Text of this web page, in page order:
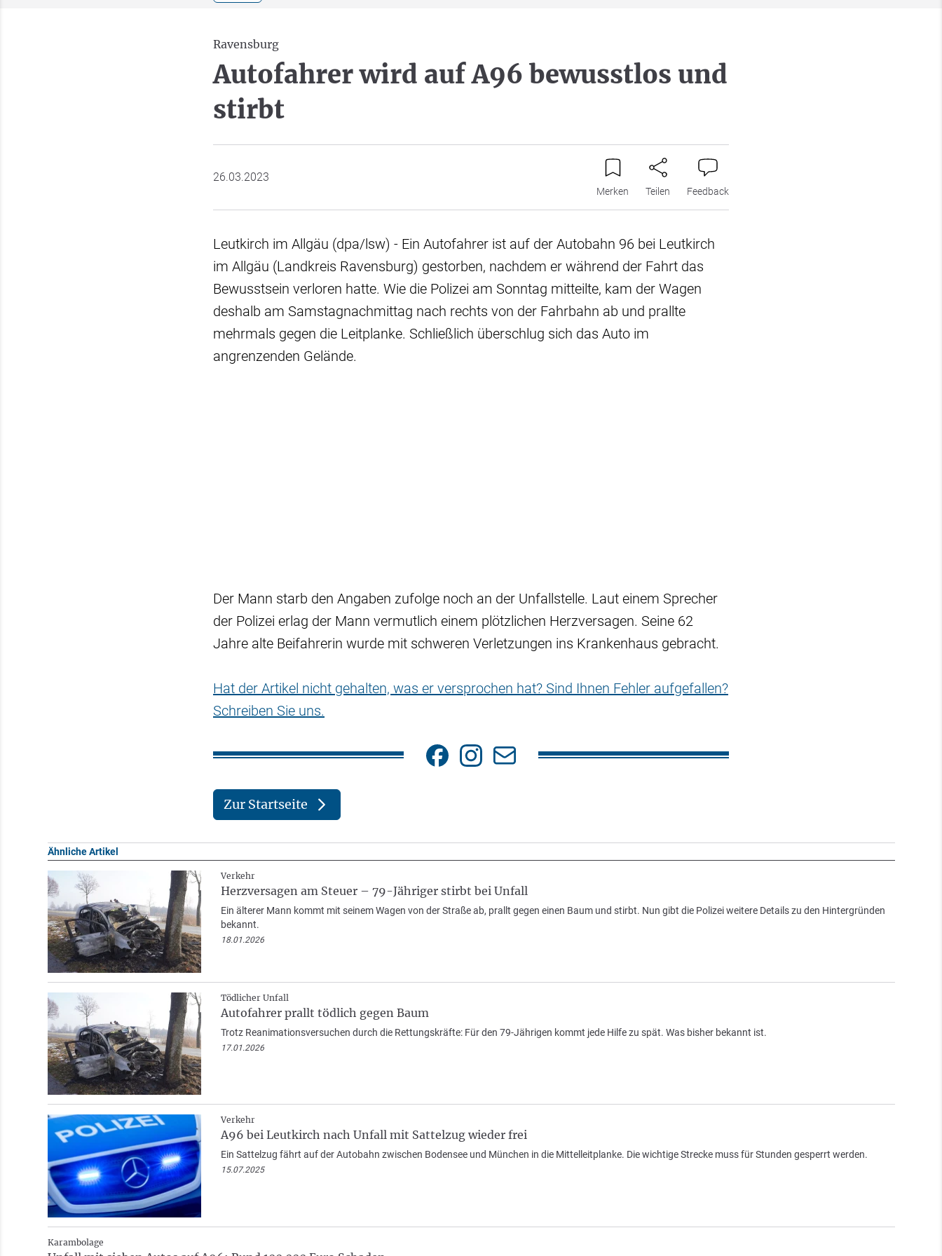
Ravensburg
Autofahrer wird auf A96 bewusstlos und
stirbt
26.03.2023
Merken Teilen Feedback
Leutkirch im Allgäu (dpa/lsw) - Ein Autofahrer ist auf der Autobahn 96 bei Leutkirch
im Allgäu (Landkreis Ravensburg) gestorben, nachdem er während der Fahrt das
Bewusstsein verloren hatte. Wie die Polizei am Sonntag mitteilte, kam der Wagen
deshalb am Samstagnachmittag nach rechts von der Fahrbahn ab und prallte
mehrmals gegen die Leitplanke. Schließlich überschlug sich das Auto im
angrenzenden Gelände.
Der Mann starb den Angaben zufolge noch an der Unfallstelle. Laut einem Sprecher
der Polizei erlag der Mann vermutlich einem plötzlichen Herzversagen. Seine 62
Jahre alte Beifahrerin wurde mit schweren Verletzungen ins Krankenhaus gebracht.
Hat der Artikel nicht gehalten, was er versprochen hat? Sind Ihnen Fehler aufgefallen?
Schreiben Sie uns.
Zur Startseite
Ähnliche Artikel
Verkehr
Herzversagen am Steuer – 79-Jähriger stirbt bei Unfall
Ein älterer Mann kommt mit seinem Wagen von der Straße ab, prallt gegen einen Baum und stirbt. Nun gibt die Polizei weitere Details zu den Hintergründen
bekannt.
18.01.2026
Tödlicher Unfall
Autofahrer prallt tödlich gegen Baum
Trotz Reanimationsversuchen durch die Rettungskräfte: Für den 79-Jährigen kommt jede Hilfe zu spät. Was bisher bekannt ist.
17.01.2026
Verkehr
A96 bei Leutkirch nach Unfall mit Sattelzug wieder frei
Ein Sattelzug fährt auf der Autobahn zwischen Bodensee und München in die Mittelleitplanke. Die wichtige Strecke muss für Stunden gesperrt werden.
15.07.2025
Karambolage